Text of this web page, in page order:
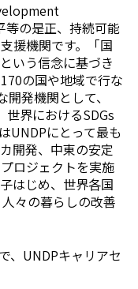
の是正、持続可能
援機関です。「国
いう信念に基づき
の国や地域で行な
発機関として、
世界におけるSDGs
UNDPにとって最も
開発、中東の安定
ロジェクトを実施
はじめ、世界各国
々の暮らしの改善
、UNDPキャリアセ